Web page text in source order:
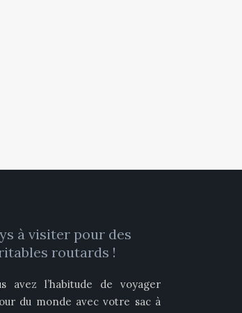
à visiter pour des
routards !
avez l’habitude de voyager
du monde avec votre sac à